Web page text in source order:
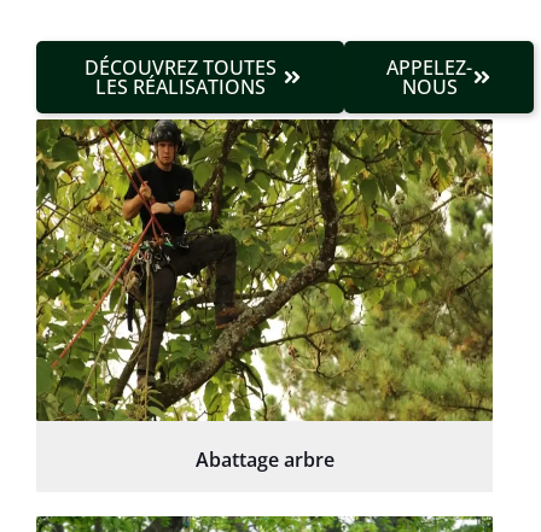
DÉCOUVREZ TOUTES
LES RÉALISATIONS
APPELEZ-
NOUS
Abattage arbre